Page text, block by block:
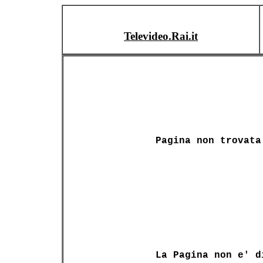
Televideo.Rai.it
Pagina non trovata
La Pagina non e'